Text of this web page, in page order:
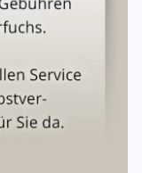
Der
Zeit der im
ist im
etwaige Kosten
Kaution. Der